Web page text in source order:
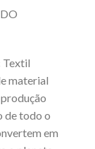
Textil
material
de todo o
em